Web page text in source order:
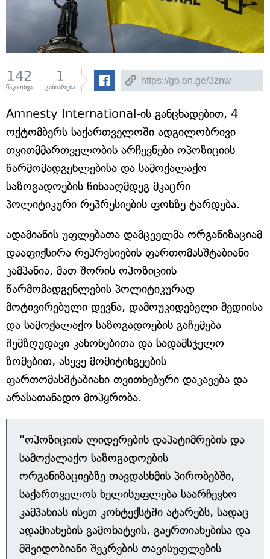
142
წაკითხვა
1
გაზიარება
Amnesty International-ის განცხადებით, 4
ოქტომბერს საქართველოში ადგილობრივი
თვითმმართველობის არჩევნები ოპოზიციის
წარმომადგენლებისა და სამოქალაქო
საზოგადოების წინააღმდეგ მკაცრი
პოლიტიკური რეპრესიების ფონზე ტარდება.
ადამიანის უფლებათა დამცველმა ორგანიზაციამ
დააფიქსირა რეპრესიების ფართომასშტაბიანი
კამპანია, მათ შორის ოპოზიციის
წარმომადგენლების პოლიტიკურად
მოტივირებული დევნა, დამოუკიდებელი მედიისა
და სამოქალაქო საზოგადოების გაჩუმება
შემზღუდავი კანონებითა და სადამსჯელო
ზომებით, ასევე მომიტინგეების
ფართომასშტაბიანი თვითნებური დაკავება და
არასათანადო მოპყრობა.
"ოპოზიციის ლიდერების დაპატიმრების და
სამოქალაქო საზოგადოების
ორგანიზაციებზე თავდასხმის პირობებში,
საქართველოს ხელისუფლება საარჩევნო
კამპანიას ისეთ კონტექსტში ატარებს, სადაც
ადამიანების გამოხატვის, გაერთიანებისა და
მშვიდობიანი შეკრების თავისუფლების